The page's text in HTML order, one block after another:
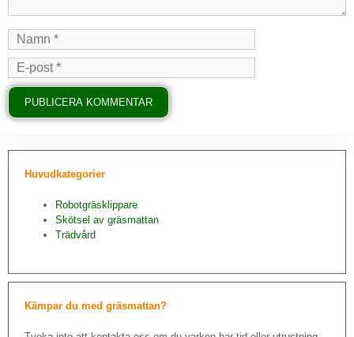
Huvudkategorier
Robotgräsklippare
Skötsel av gräsmattan
Trädvård
Kämpar du med gräsmattan?